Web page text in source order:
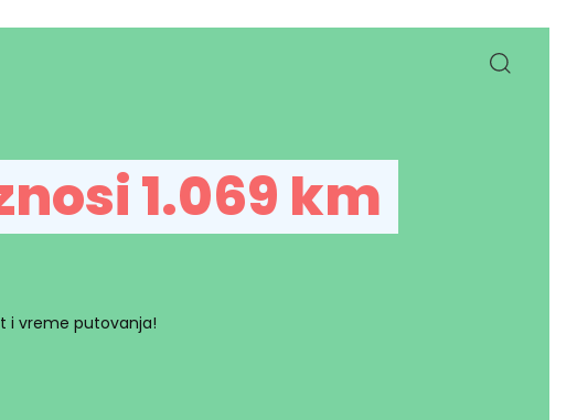
1.069 km
i vreme putovanja!